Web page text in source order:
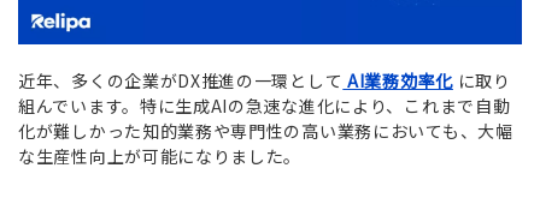
近年、多くの企業がDX推進の一環として AI業務効率化に取り
組んでいます。特に生成AIの急速な進化により、これまで自動
化が難しかった知的業務や専門性の高い業務においても、大幅
な生産性向上が可能になりました。